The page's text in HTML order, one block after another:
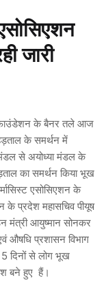
जारी
फाउंडेशन के बैनर तले आज
के समर्थन में
मंडल से अयोध्या मंडल के
का समर्थन किया भूख
एसोसिएशन के
के प्रदेश महासचिव पीयूष
मंत्री आयुष्मान सोनकर
औषधि प्रशासन विभाग
5 दिनों से लोग भूख
बने हुए हैं।